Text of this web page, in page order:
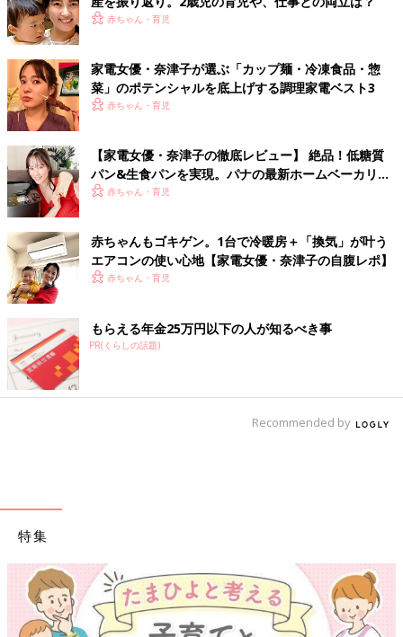
赤ちゃん・育児
家電女優・奈津子が選ぶ「カップ麺・冷凍食品・惣
菜」のポテンシャルを底上げする調理家電ベスト3
赤ちゃん・育児
【家電女優・奈津子の徹底レビュー】 絶品！低糖質
パン&生食パンを実現。パナの最新ホームベーカリー
は食卓の救世主だった
赤ちゃん・育児
赤ちゃんもゴキゲン。1台で冷暖房＋「換気」が叶う
エアコンの使い心地【家電女優・奈津子の自腹レポ】
赤ちゃん・育児
もらえる年金25万円以下の人が知るべき事
PR(くらしの話題)
Recommended by
特集